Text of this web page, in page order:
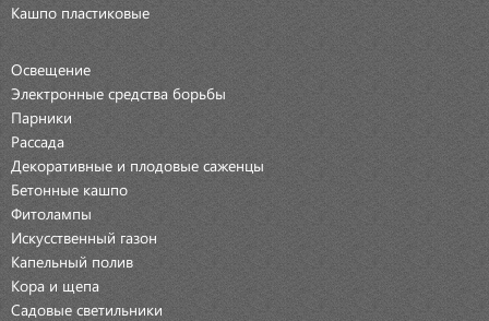
Кашпо пластиковые
Освещение
Электронные средства борьбы
Парники
Рассада
Декоративные и плодовые саженцы
Бетонные кашпо
Фитолампы
Искусственный газон
Капельный полив
Кора и щепа
Садовые светильники